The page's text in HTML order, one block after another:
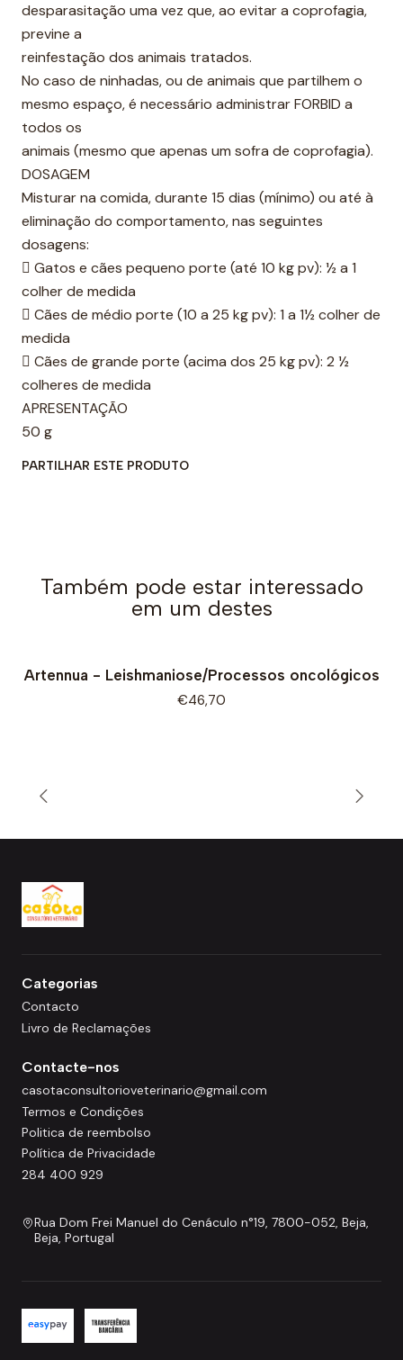
desparasitação uma vez que, ao evitar a coprofagia,
previne a
reinfestação dos animais tratados.
No caso de ninhadas, ou de animais que partilhem o
mesmo espaço, é necessário administrar FORBID a
todos os
animais (mesmo que apenas um sofra de coprofagia).
DOSAGEM
Misturar na comida, durante 15 dias (mínimo) ou até à
eliminação do comportamento, nas seguintes
dosagens:
 Gatos e cães pequeno porte (até 10 kg pv): ½ a 1
colher de medida
 Cães de médio porte (10 a 25 kg pv): 1 a 1½ colher de
medida
 Cães de grande porte (acima dos 25 kg pv): 2 ½
colheres de medida
APRESENTAÇÃO
50 g
PARTILHAR ESTE PRODUTO
Também pode estar interessado
em um destes
Artennua - Leishmaniose/Processos oncológicos
€46,70
Categorias
Contacto
Livro de Reclamações
Contacte-nos
casotaconsultorioveterinario@gmail.com
Termos e Condições
Politica de reembolso
Política de Privacidade
284 400 929
Rua Dom Frei Manuel do Cenáculo n°19, 7800-052, Beja,
Beja, Portugal